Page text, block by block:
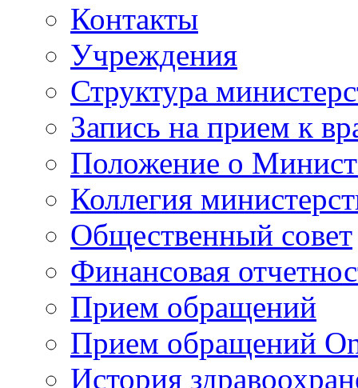
Контакты
Учреждения
Структура
Запись на прием к
Положение о
Коллегия
Общественный совет
Финансовая
Прием обращений
Прием обращений
История